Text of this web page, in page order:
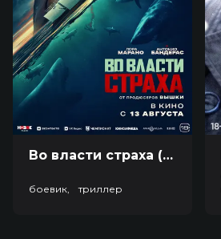
Во власти страха (18+)
боевик, триллер